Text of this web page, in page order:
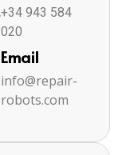
+34 943 584
020
Email
info@repair-
robots.com